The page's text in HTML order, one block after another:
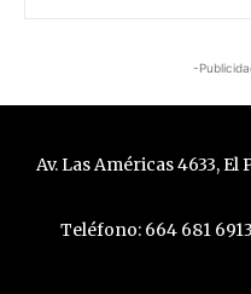
-
Av. Las Américas 4633, El
Teléfono: 664 681 6913